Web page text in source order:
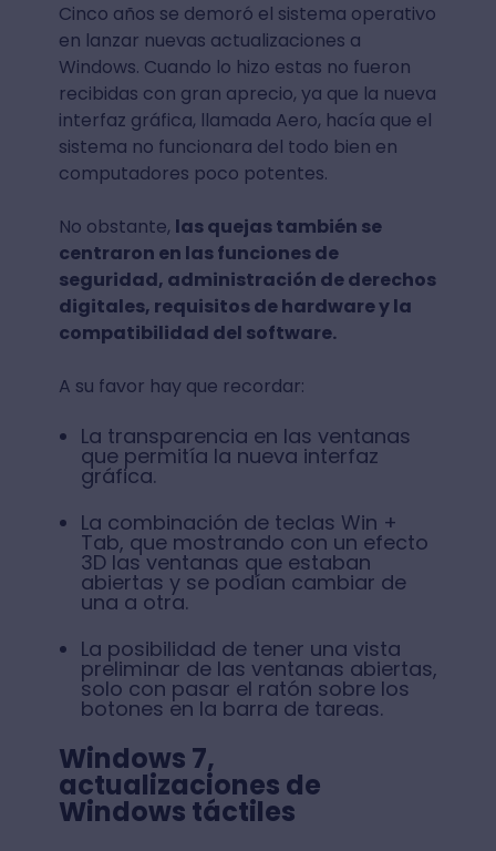
Cinco años se demoró el sistema operativo
en lanzar nuevas actualizaciones a
Windows. Cuando lo hizo estas no fueron
recibidas con gran aprecio, ya que la nueva
interfaz gráfica, llamada Aero, hacía que el
sistema no funcionara del todo bien en
computadores poco potentes.
No obstante, las quejas también se
centraron en las funciones de
seguridad, administración de derechos
digitales, requisitos de hardware y la
compatibilidad del software.
A su favor hay que recordar:
La transparencia en las ventanas
que permitía la nueva interfaz
gráfica.
La combinación de teclas Win +
Tab, que mostrando con un efecto
3D las ventanas que estaban
abiertas y se podían cambiar de
una a otra.
La posibilidad de tener una vista
preliminar de las ventanas abiertas,
solo con pasar el ratón sobre los
botones en la barra de tareas.
Windows 7,
actualizaciones de
Windows táctiles